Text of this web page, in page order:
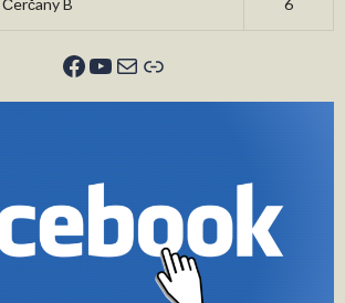
B 6
Facebook
YouTube
E-mailOdkaz